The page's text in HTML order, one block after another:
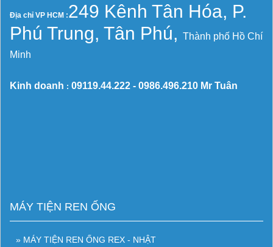
Địa chỉ VP HCM :249 Kênh Tân Hóa, P.
Phú Trung, Tân Phú, Thành phố Hồ Chí
Minh
Kinh doanh : 09119.44.222 - 0986.496.210 Mr Tuân
MÁY TIỆN REN ỐNG
» MÁY TIỆN REN ỐNG REX - NHẬT